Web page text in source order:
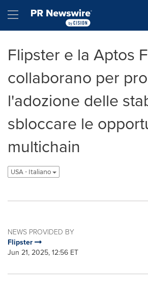
Hamburger menu
Flipster e la Aptos
collaborano per
l'adozione delle
sbloccare le
multichain
USA - Italiano
NEWS PROVIDED BY
Flipster
Jun 21, 2025, 12:56 ET